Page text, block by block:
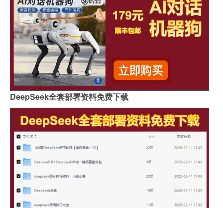
DeepSeek全套部署资料免费下载